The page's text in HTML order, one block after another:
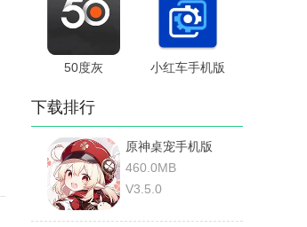
50度灰 小红车手机版
下载排行
原神桌宠手机版
460.0MB
V3.5.0